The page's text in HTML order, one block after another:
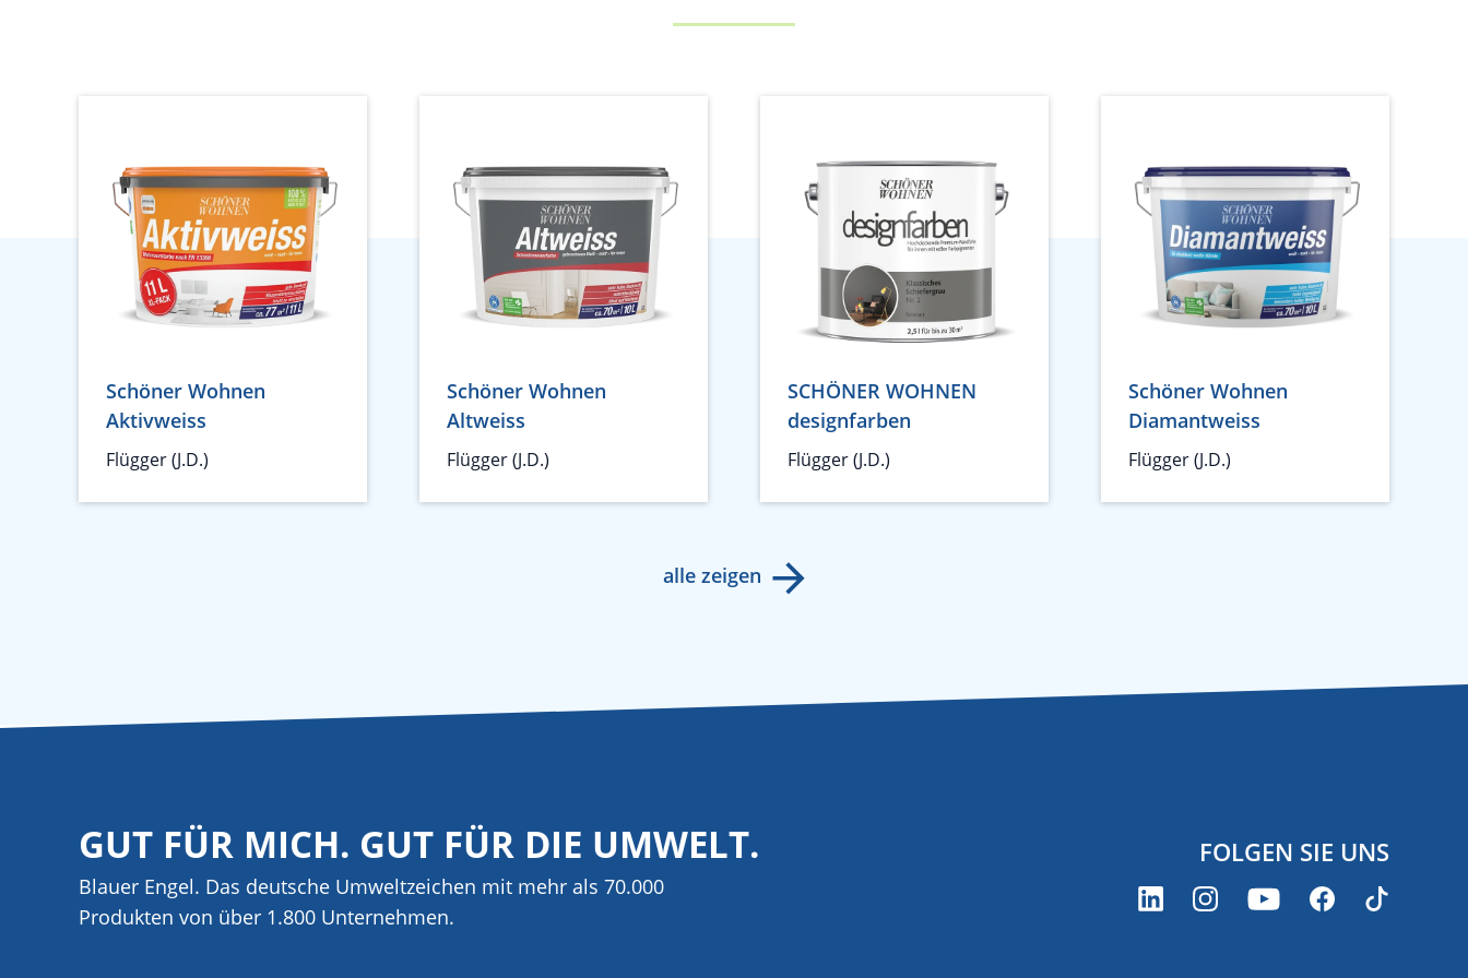
Schöner Wohnen
Aktivweiss
Flügger (J.D.)
Schöner Wohnen
Altweiss
Flügger (J.D.)
SCHÖNER WOHNEN
designfarben
Flügger (J.D.)
Schöner Wohnen
Diamantweiss
Flügger (J.D.)
alle zeigen
GUT FÜR MICH. GUT FÜR DIE UMWELT.
Blauer Engel. Das deutsche Umweltzeichen mit mehr als 70.000
Produkten von über 1.800 Unternehmen.
FOLGEN SIE UNS